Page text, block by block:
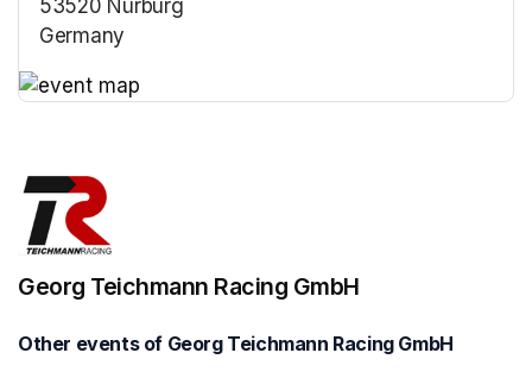
53520 Nürburg
Germany
Georg Teichmann Racing GmbH
Other events of Georg Teichmann Racing GmbH